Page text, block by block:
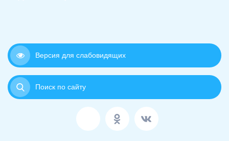
Версия для слабовидящих
Поиск по сайту